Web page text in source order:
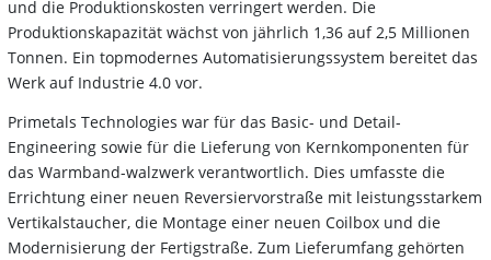
und die Produktionskosten verringert werden. Die
Produktionskapazität wächst von jährlich 1,36 auf 2,5 Millionen
Tonnen. Ein topmodernes Automatisierungssystem bereitet das
Werk auf Industrie 4.0 vor.
Primetals Technologies war für das Basic- und Detail-
Engineering sowie für die Lieferung von Kernkomponenten für
das Warmband-walzwerk verantwortlich. Dies umfasste die
Errichtung einer neuen Reversiervorstraße mit leistungsstarkem
Vertikalstaucher, die Montage einer neuen Coilbox und die
Modernisierung der Fertigstraße. Zum Lieferumfang gehörten